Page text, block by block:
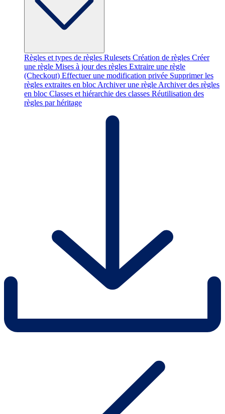
Règles et types de règles Rulesets Création de règles Créer
une règle Mises à jour des règles Extraire une règle
(Checkout) Effectuer une modification privée Supprimer les
règles extraites en bloc Archiver une règle Archiver des règles
en bloc Classes et hiérarchie des classes Réutilisation des
règles par héritage